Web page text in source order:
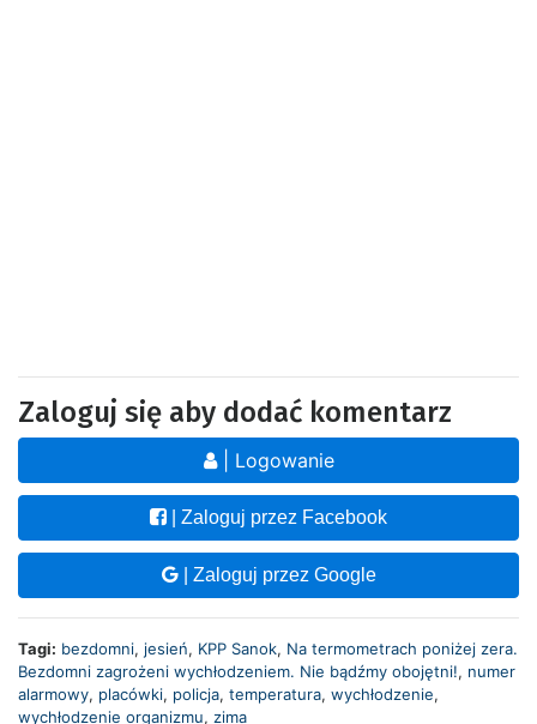
Zaloguj się aby dodać komentarz
| Logowanie
| Zaloguj przez Facebook
| Zaloguj przez Google
Tagi: bezdomni, jesień, KPP Sanok, Na termometrach poniżej zera.
Bezdomni zagrożeni wychłodzeniem. Nie bądźmy obojętni!, numer
alarmowy, placówki, policja, temperatura, wychłodzenie,
wychłodzenie organizmu, zima